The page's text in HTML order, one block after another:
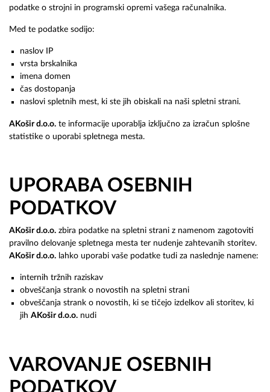
podatke o strojni in programski opremi vašega računalnika.
Med te podatke sodijo:
naslov IP
vrsta brskalnika
imena domen
čas dostopanja
naslovi spletnih mest, ki ste jih obiskali na naši spletni strani.
AKošir d.o.o. te informacije uporablja izključno za izračun splošne
statistike o uporabi spletnega mesta.
UPORABA OSEBNIH
PODATKOV
AKošir d.o.o. zbira podatke na spletni strani z namenom zagotoviti
pravilno delovanje spletnega mesta ter nudenje zahtevanih storitev.
AKošir d.o.o. lahko uporabi vaše podatke tudi za naslednje namene:
internih tržnih raziskav
obveščanja strank o novostih na spletni strani
obveščanja strank o novostih, ki se tičejo izdelkov ali storitev, ki
jih AKošir d.o.o. nudi
VAROVANJE OSEBNIH
PODATKOV